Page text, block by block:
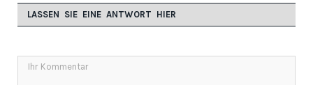
LASSEN SIE EINE ANTWORT HIER